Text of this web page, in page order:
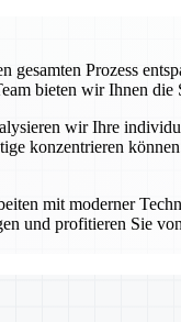
Prozess
bieten wir Ihnen
wir Ihre
konzentrieren
mit moderner
und profitieren Sie